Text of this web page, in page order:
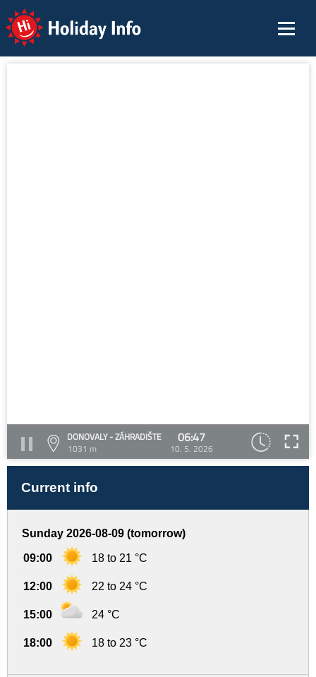
Holiday Info
DONOVALY - ZÁHRADIŠTE
1031 m
06:47
10. 5. 2026
Current info
Sunday 2026-08-09 (tomorrow)
09:00 18 to 21 °C
12:00 22 to 24 °C
15:00 24 °C
18:00 18 to 23 °C